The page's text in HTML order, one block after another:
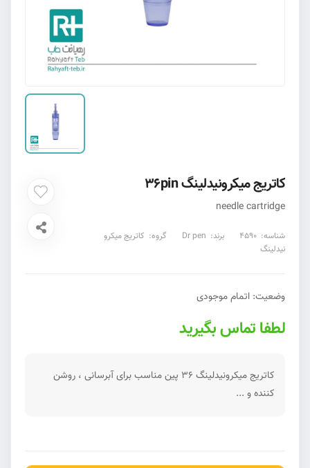
کاتریج میکرونیدلینگ 36pin
needle cartridge
شناسه: 4590 برند: Dr pen گروه: کاتریج میکرو
نیدلینگ
وضعیت: اتمام موجودی
لطفا تماس بگیرید
کاتریج میکرونیدلینگ ۳۶ پین مناسب برای آبرسانی ، روشن
کننده و ...